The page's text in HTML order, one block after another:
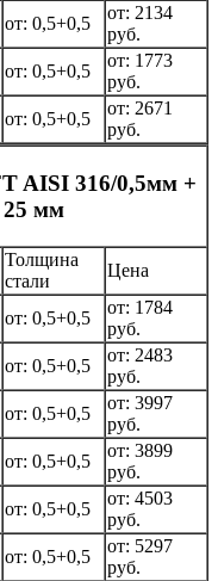
от: 0,5+0,5
от: 2134
руб.
от: 0,5+0,5
от: 1773
руб.
от: 0,5+0,5
от: 2671
руб.
AISI 316/0,5мм +
25 мм
Толщина
стали
Цена
от: 0,5+0,5
от: 1784
руб.
от: 0,5+0,5
от: 2483
руб.
от: 0,5+0,5
от: 3997
руб.
от: 0,5+0,5
от: 3899
руб.
от: 0,5+0,5
от: 4503
руб.
от: 0,5+0,5
от: 5297
руб.